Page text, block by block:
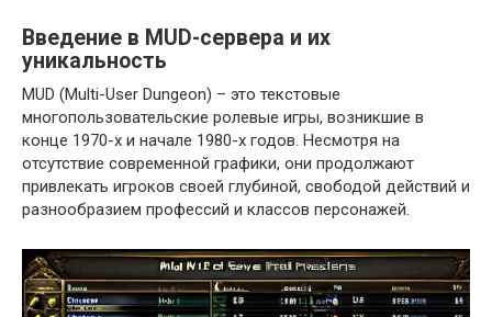
Введение в MUD-сервера и их
уникальность
MUD (Multi-User Dungeon) – это текстовые
многопользовательские ролевые игры, возникшие в
конце 1970-х и начале 1980-х годов. Несмотря на
отсутствие современной графики, они продолжают
привлекать игроков своей глубиной, свободой действий и
разнообразием профессий и классов персонажей.